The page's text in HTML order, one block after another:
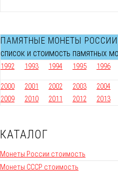
ПАМЯТНЫЕ МОНЕТЫ РОССИИ
список и стоимость памятных
1992 1993 1994 1995 1996
2000 2001 2002 2003 2004
2009
2010 2011 2012 2013
КАТАЛОГ
Монеты России стоимость
Монеты СССР стоимость